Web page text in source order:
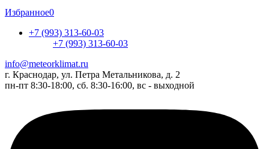
Избранное0
+7 (993) 313-60-03
+7 (993) 313-60-03
info@meteorklimat.ru
г. Краснодар, ул. Петра Метальникова, д. 2
пн-пт 8:30-18:00, сб. 8:30-16:00, вс - выходной